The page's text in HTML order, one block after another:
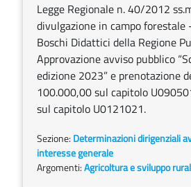
Legge Regionale n. 40/2012
divulgazione in campo forestale
Boschi Didattici della Regione
Approvazione avviso pubblico
edizione 2023” e prenotazione
100.000,00 sul capitolo
sul capitolo U0121021.
Sezione: Determinazioni dirigenziali
interesse generale
Argomenti:Agricoltura e sviluppo